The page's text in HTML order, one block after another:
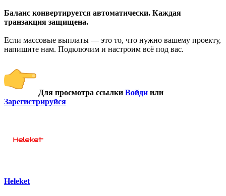
Баланс конвертируется автоматически. Каждая
транзакция защищена.
Если массовые выплаты — это то, что нужно вашему проекту,
напишите нам. Подключим и настроим всё под вас.
Для просмотра ссылки Войди или
Зарегистрируйся
Heleket